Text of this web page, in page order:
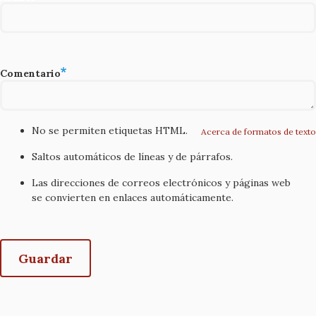
Comentario
Acerca de formatos de texto
No se permiten etiquetas HTML.
Saltos automáticos de líneas y de párrafos.
Las direcciones de correos electrónicos y páginas web
se convierten en enlaces automáticamente.